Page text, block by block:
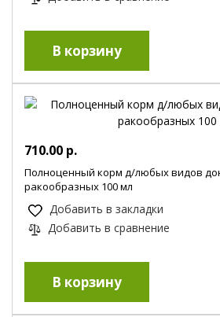
710.00 р.
Полноценный корм д/любых видов
ракообразных 100 мл
Добавить в закладки
Добавить в сравнение